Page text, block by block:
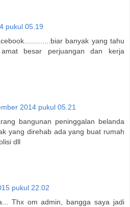
pukul 05.19
banyak yang tahu
besar perjuangan dan kerja
2014 pukul 05.21
bangunan peninggalan belanda
yang direhab ada yang buat rumah
dll
pukul 22.02
Thx om admin, bangga saya jadi